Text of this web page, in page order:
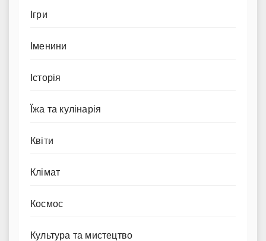
Ігри
Іменини
Історія
Їжа та кулінарія
Квіти
Клімат
Космос
Культура та мистецтво